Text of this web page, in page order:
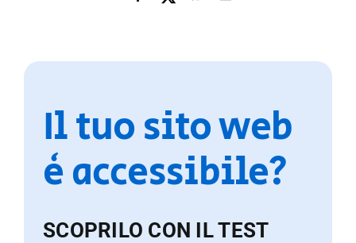
Il tuo sito web
è accessibile?
SCOPRILO CON IL TEST